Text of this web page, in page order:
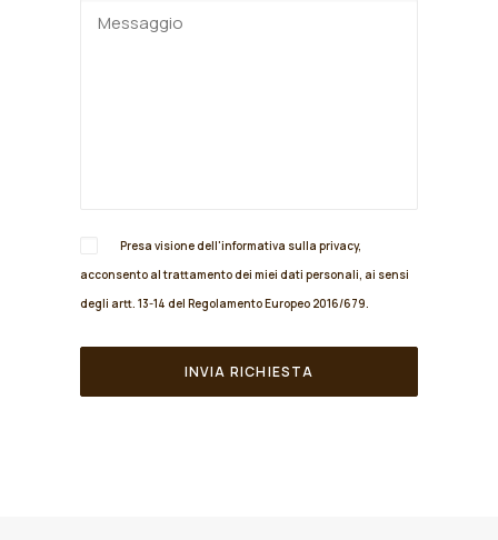
Presa visione dell'informativa sulla privacy,
acconsento al trattamento dei miei dati personali, ai sensi
degli artt. 13-14 del Regolamento Europeo 2016/679.